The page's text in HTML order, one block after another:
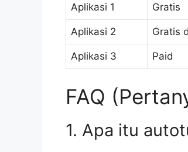
Aplikasi 1 Gratis
Aplikasi 2 Gratis
Aplikasi 3 Paid
FAQ
1. Apa itu